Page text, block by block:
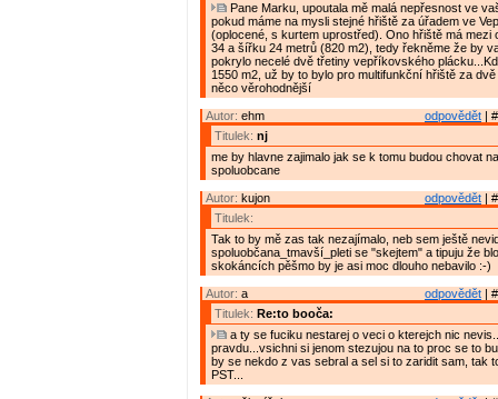
Pane Marku, upoutala mě malá nepřesnost ve
pokud máme na mysli stejné hřiště za úřadem ve
(oplocené, s kurtem uprostřed). Ono hřiště má mezi
34 a šířku 24 metrů (820 m2), tedy řekněme že by
pokrylo necelé dvě třetiny vepříkovského
1550 m2, už by to bylo pro multifunkční hřiště za
něco věrohodnější
odpovědět |
Autor: ehm
Titulek: nj
me by hlavne zajimalo jak se k tomu budou chovat
spoluobcane
odpovědět |
Autor: kujon
Titulek:
Tak to by mě zas tak nezajímalo, neb sem ještě
spoluobčana_tmavší_pleti se "skejtem" a tipuju že
skokáncích pěšmo by je asi moc dlouho nebavilo :-)
odpovědět |
Autor: a
Titulek: Re:to booča:
a ty se fuciku nestarej o veci o kterejch nic
pravdu...vsichni si jenom stezujou na to proc se to
by se nekdo z vas sebral a sel si to zaridit sam, tak
PST...